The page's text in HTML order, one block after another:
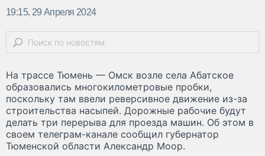
19:15, 29 Апреля 2024
На трассе Тюмень — Омск возле села Абатское
образовались многокилометровые пробки,
поскольку там ввели реверсивное движение из-за
строительства насыпей. Дорожные рабочие будут
делать три перерыва для проезда машин. Об этом в
своем телеграм-канале сообщил губернатор
Тюменской области Александр Моор.